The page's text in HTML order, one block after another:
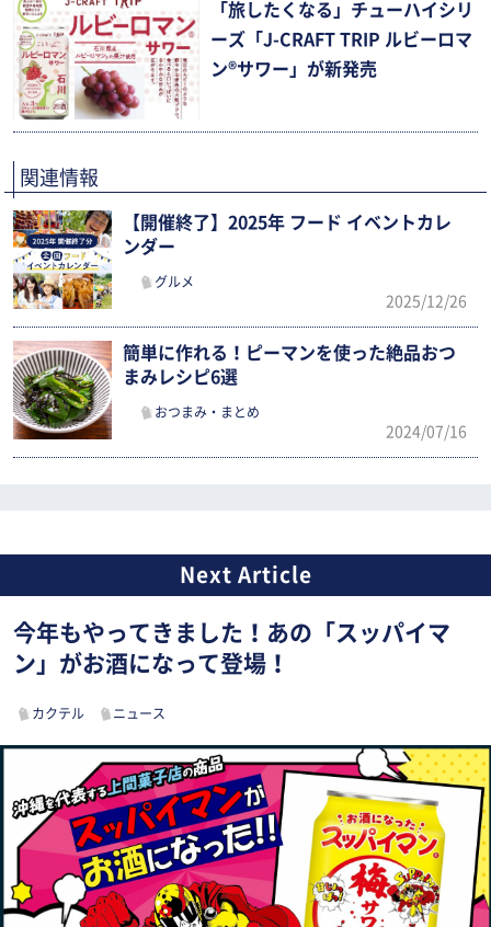
「旅したくなる」チューハイシリ
ーズ「J-CRAFT TRIP ルビーロマ
ン®サワー」が新発売
関連情報
【開催終了】2025年 フード イベントカレ
ンダー
グルメ
2025/12/26
簡単に作れる！ピーマンを使った絶品おつ
まみレシピ6選
おつまみ・まとめ
2024/07/16
今年もやってきました！あの「スッパイマ
ン」がお酒になって登場！
カクテル ニュース